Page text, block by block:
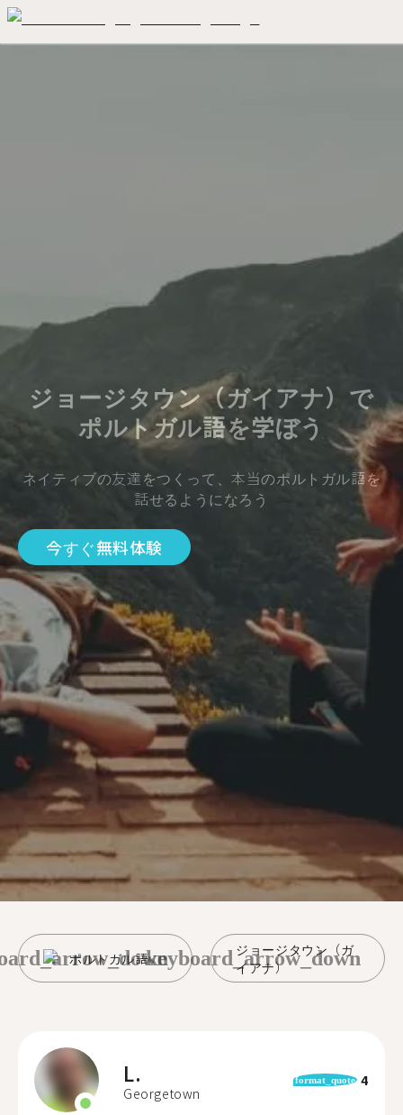
ジョージタウン（ガイアナ）で
ポルトガル語を学ぼう
ネイティブの友達をつくって、本当のポルトガル語を
話せるようになろう
今すぐ無料体験
ポルトガル語
ジョージタウン（ガ
イアナ）
keyboard_arrow_down
L.
Georgetown
format_quote 4